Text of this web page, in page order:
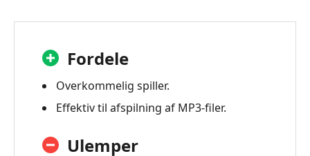
Fordele
Overkommelig spiller.
Effektiv til afspilning af MP3-filer.
Ulemper